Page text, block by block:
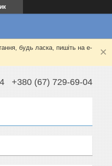
будь ласка, пишіть на e-
+380 (67) 729-69-04